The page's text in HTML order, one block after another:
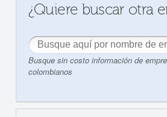
¿Quiere buscar otra
Busque sin costo información de
colombianos